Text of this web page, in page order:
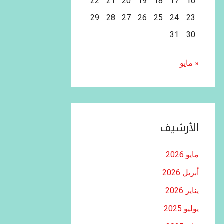
23
24
25
26
27
28
29
30
31
« مايو
الأرشيف
مايو 2026
أبريل 2026
يناير 2026
يوليو 2025